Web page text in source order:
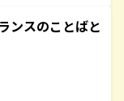
ンスのことばと